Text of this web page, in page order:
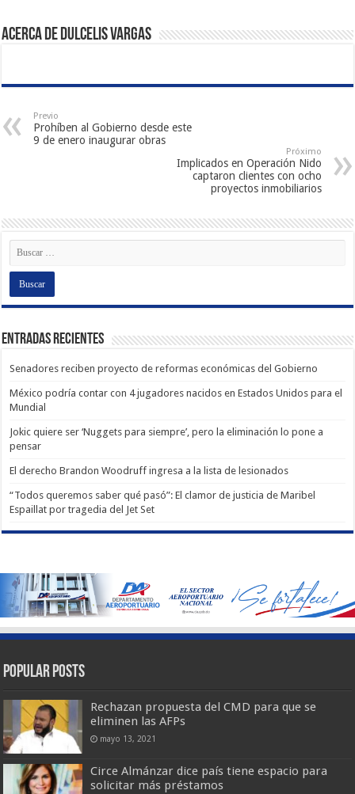
Acerca de Dulcelis Vargas
Previo
Prohíben al Gobierno desde este
9 de enero inaugurar obras
Próximo
Implicados en Operación Nido
captaron clientes con ocho
proyectos inmobiliarios
Entradas recientes
Senadores reciben proyecto de reformas económicas del Gobierno
México podría contar con 4 jugadores nacidos en Estados Unidos para el
Mundial
Jokic quiere ser ‘Nuggets para siempre’, pero la eliminación lo pone a
pensar
El derecho Brandon Woodruff ingresa a la lista de lesionados
“Todos queremos saber qué pasó”: El clamor de justicia de Maribel
Espaillat por tragedia del Jet Set
Popular Posts
Rechazan propuesta del CMD para que se
eliminen las AFPs
mayo 13, 2021
Circe Almánzar dice país tiene espacio para
solicitar más préstamos